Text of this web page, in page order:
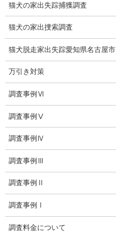
夫婦の信頼関係
お知らせ
いじめ相談
子供の虐待
児童虐待防止対策
子供のいじめ相談
猫犬の家出失踪捕獲調査
猫犬の家出捜索調査
猫犬脱走家出失踪愛知県名古屋市
万引き対策
調査事例Ⅵ
調査事例Ⅴ
調査事例Ⅳ
調査事例Ⅲ
調査事例Ⅱ
調査事例Ⅰ
調査料金について